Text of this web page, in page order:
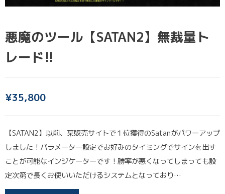
悪魔のツール【SATAN2】無裁量ト
レード!!
¥35,800
【SATAN2】以前、某販売サイトで１位獲得のSatanがパワーアップ
しました！パラメーター設定でお好みのタイミングでサインを出す
ことが可能なインジケーターです！勝率が悪くなってしまっても設
定次第で長くお使いいただけるシステムとなっており…